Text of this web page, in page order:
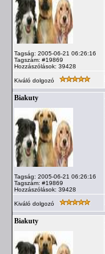
Tagság: 2005-06-21 06:26:16
Tagszám: #19869
Hozzászólások: 39428
Kiváló dolgozó
Biakuty
Tagság: 2005-06-21 06:26:16
Tagszám: #19869
Hozzászólások: 39428
Kiváló dolgozó
Biakuty